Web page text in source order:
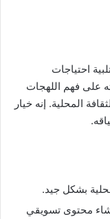
احتياجات
على فهم اللهجات
المحلية. إنه خيار
بشكل جيد.
محتوى تسويقي